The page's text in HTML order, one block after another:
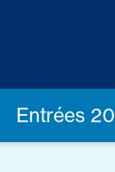
Entrées